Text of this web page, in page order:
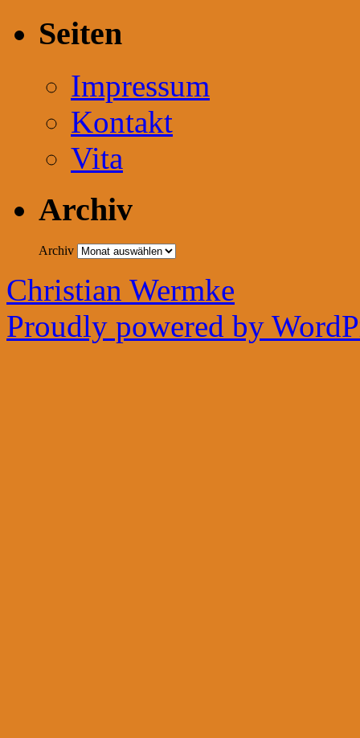
Seiten
Impressum
Kontakt
Vita
Archiv
Archiv
Christian Wermke
Proudly powered by